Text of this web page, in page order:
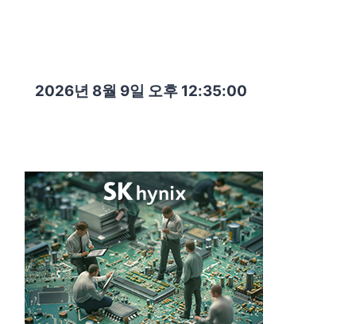
2026년 8월 9일 오후 12:35:02